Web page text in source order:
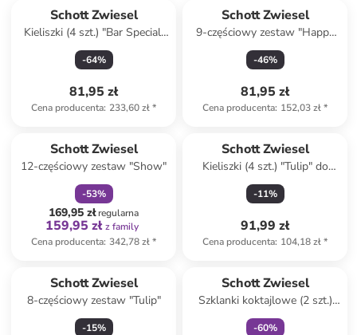
Schott Zwiesel
Kieliszki (4 szt.) "Bar Special"
do whiskey - 356 ml
-64%
81,95 zł
Cena producenta: 233,60 zł*
Schott Zwiesel
9-częściowy zestaw "Happy
hours"
-46%
81,95 zł
Cena producenta: 152,03 zł*
Schott Zwiesel
12-częściowy zestaw "Show"
-53%
169,95 złregularna
159,95 zł z family
Cena producenta: 342,78 zł*
Schott Zwiesel
Kieliszki (4 szt.) "Tulip" do
czerwonego wina - 497 ml
-11%
91,99 zł
Cena producenta: 104,18 zł*
Schott Zwiesel
8-częściowy zestaw "Tulip"
-15%
Schott Zwiesel
Szklanki koktajlowe (2 szt.)
"Classic" - 311 ml
-60%